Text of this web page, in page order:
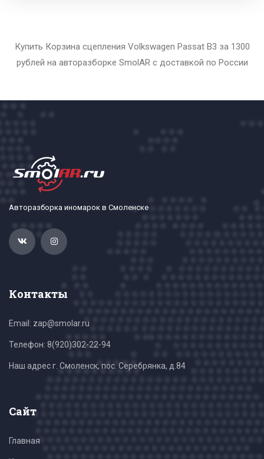
Купить Корзина сцепления Volkswagen Passat B3 за 1300
рублей на авторазборке SmolAR с доставкой по России
Авторазборка иномарок в Смоленске
Контакты
Email: zap@smolar.ru
Телефон: 8(920)302-22-94
Наш адрес г. Смоленск, пос. Серебрянка, д.84
Сайт
Главная